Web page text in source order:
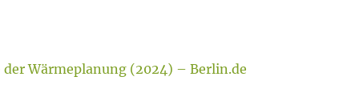
der Wärmeplanung (2024) – Berlin.de